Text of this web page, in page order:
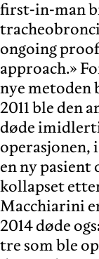
first-in-man
ongoing
approach.»
nye metoden
2011 ble den
døde
operasjonen,
en ny
kollapset
Macchiarini
2014 døde
tre som ble